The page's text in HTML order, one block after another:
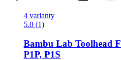
4 varianty
5.0 (1)
Bambu Lab Toolhead
P1P, P1S